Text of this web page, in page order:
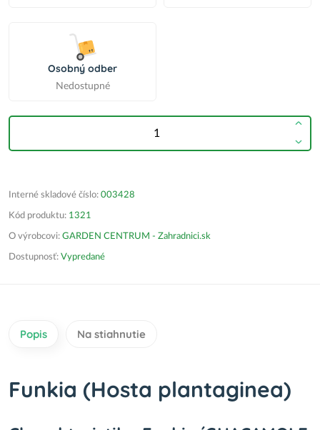
Osobný odber
Nedostupné
Interné skladové číslo: 003428
Kód produktu: 1321
O výrobcovi: GARDEN CENTRUM - Zahradnici.sk
Dostupnosť: Vypredané
Popis Na stiahnutie
Funkia (Hosta plantaginea)